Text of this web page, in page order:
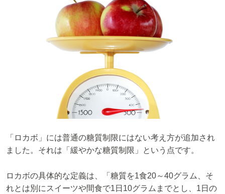
「ロカボ」には普通の糖質制限にはない考え方が追加され
ました。それは「緩やかな糖質制限」という点です。
ロカボの具体的な定義は、「糖質を1食20～40グラム、そ
れとは別にスイーツや間食で1日10グラムまでとし、1日の